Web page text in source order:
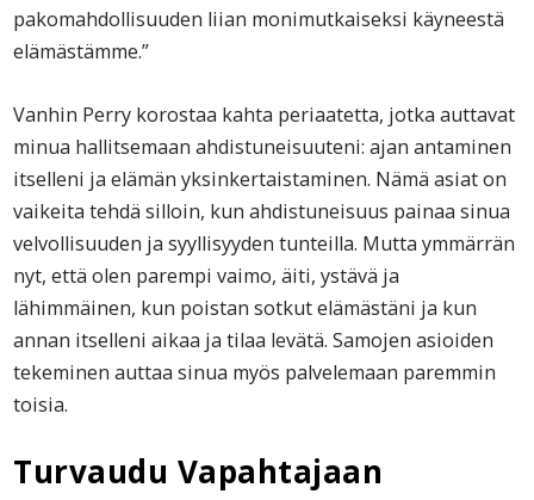
pakomahdollisuuden liian monimutkaiseksi käyneestä
elämästämme.”
Vanhin Perry korostaa kahta periaatetta, jotka auttavat
minua hallitsemaan ahdistuneisuuteni: ajan antaminen
itselleni ja elämän yksinkertaistaminen. Nämä asiat on
vaikeita tehdä silloin, kun ahdistuneisuus painaa sinua
velvollisuuden ja syyllisyyden tunteilla. Mutta ymmärrän
nyt, että olen parempi vaimo, äiti, ystävä ja
lähimmäinen, kun poistan sotkut elämästäni ja kun
annan itselleni aikaa ja tilaa levätä. Samojen asioiden
tekeminen auttaa sinua myös palvelemaan paremmin
toisia.
Turvaudu Vapahtajaan